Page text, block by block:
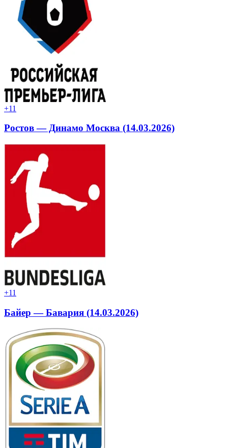
+11
Ростов — Динамо Москва (14.03.2026)
+11
Байер — Бавария (14.03.2026)